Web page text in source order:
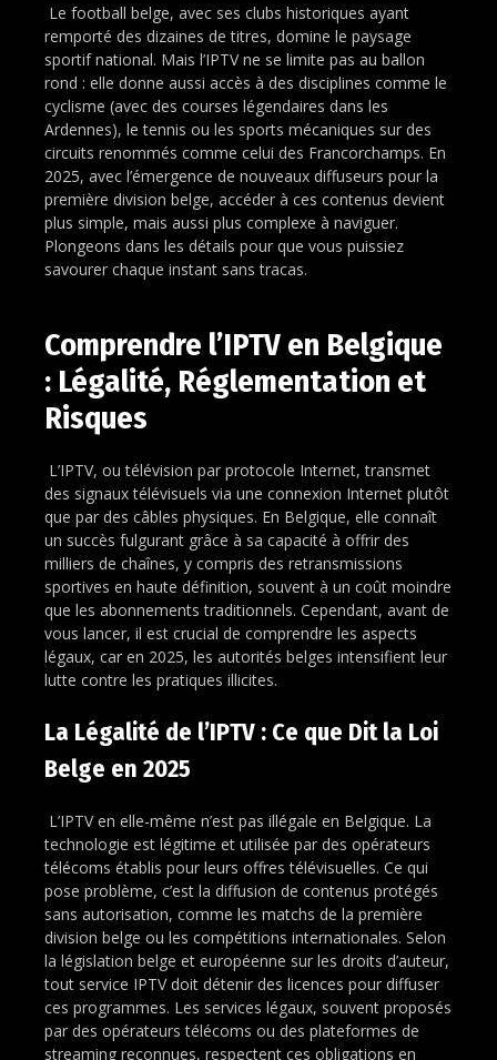
Le football belge, avec ses clubs historiques ayant
remporté des dizaines de titres, domine le paysage
sportif national. Mais l’IPTV ne se limite pas au ballon
rond : elle donne aussi accès à des disciplines comme le
cyclisme (avec des courses légendaires dans les
Ardennes), le tennis ou les sports mécaniques sur des
circuits renommés comme celui des Francorchamps. En
2025, avec l’émergence de nouveaux diffuseurs pour la
première division belge, accéder à ces contenus devient
plus simple, mais aussi plus complexe à naviguer.
Plongeons dans les détails pour que vous puissiez
savourer chaque instant sans tracas.
Comprendre l’IPTV en Belgique
: Légalité, Réglementation et
Risques
L’IPTV, ou télévision par protocole Internet, transmet
des signaux télévisuels via une connexion Internet plutôt
que par des câbles physiques. En Belgique, elle connaît
un succès fulgurant grâce à sa capacité à offrir des
milliers de chaînes, y compris des retransmissions
sportives en haute définition, souvent à un coût moindre
que les abonnements traditionnels. Cependant, avant de
vous lancer, il est crucial de comprendre les aspects
légaux, car en 2025, les autorités belges intensifient leur
lutte contre les pratiques illicites.
La Légalité de l’IPTV : Ce que Dit la Loi
Belge en 2025
L’IPTV en elle-même n’est pas illégale en Belgique. La
technologie est légitime et utilisée par des opérateurs
télécoms établis pour leurs offres télévisuelles. Ce qui
pose problème, c’est la diffusion de contenus protégés
sans autorisation, comme les matchs de la première
division belge ou les compétitions internationales. Selon
la législation belge et européenne sur les droits d’auteur,
tout service IPTV doit détenir des licences pour diffuser
ces programmes. Les services légaux, souvent proposés
par des opérateurs télécoms ou des plateformes de
streaming reconnues, respectent ces obligations en